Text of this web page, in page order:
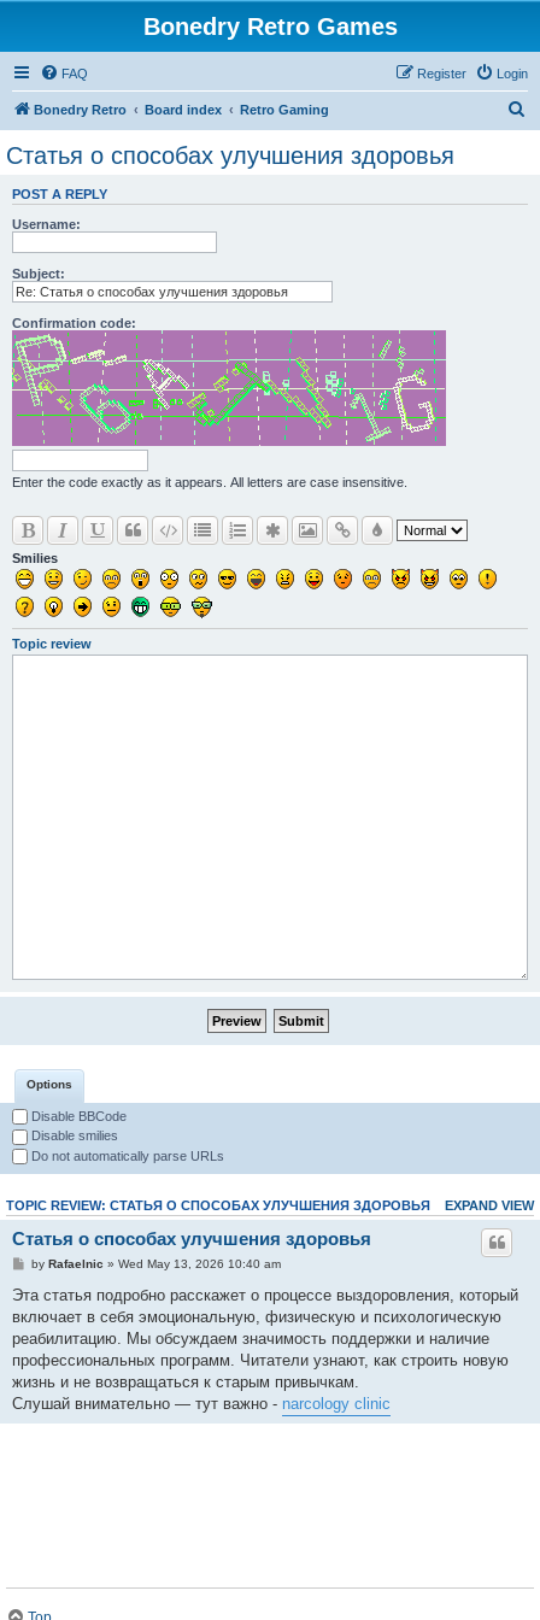
Bonedry Retro Games
FAQ Login
Register
Bonedry Retro Board index Retro Gaming
Статья о способах улучшения здоровья
POST A REPLY
Username:
Subject:
Confirmation code:
Enter the code exactly as it appears. All letters are case insensitive.
Smilies
Topic review
Options
Disable BBCode
Disable smilies
Do not automatically parse URLs
EXPAND VIEW
TOPIC REVIEW: СТАТЬЯ О СПОСОБАХ УЛУЧШЕНИЯ ЗДОРОВЬЯ
Статья о способах улучшения здоровья
by Rafaelnic » Wed May 13, 2026 10:40 am
Эта статья подробно расскажет о процессе выздоровления, который
включает в себя эмоциональную, физическую и психологическую
реабилитацию. Мы обсуждаем значимость поддержки и наличие
профессиональных программ. Читатели узнают, как строить новую
жизнь и не возвращаться к старым привычкам.
Слушай внимательно — тут важно - narcology clinic